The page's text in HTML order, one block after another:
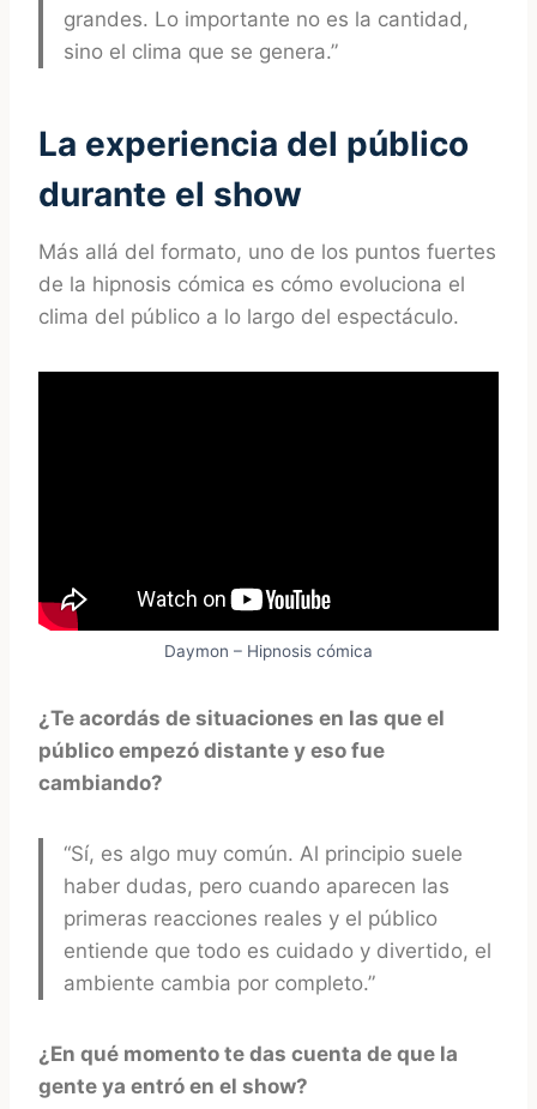
grandes. Lo importante no es la cantidad,
sino el clima que se genera.”
La experiencia del público
durante el show
Más allá del formato, uno de los puntos fuertes
de la hipnosis cómica es cómo evoluciona el
clima del público a lo largo del espectáculo.
Daymon – Hipnosis cómica
¿Te acordás de situaciones en las que el
público empezó distante y eso fue
cambiando?
“Sí, es algo muy común. Al principio suele
haber dudas, pero cuando aparecen las
primeras reacciones reales y el público
entiende que todo es cuidado y divertido, el
ambiente cambia por completo.”
¿En qué momento te das cuenta de que la
gente ya entró en el show?